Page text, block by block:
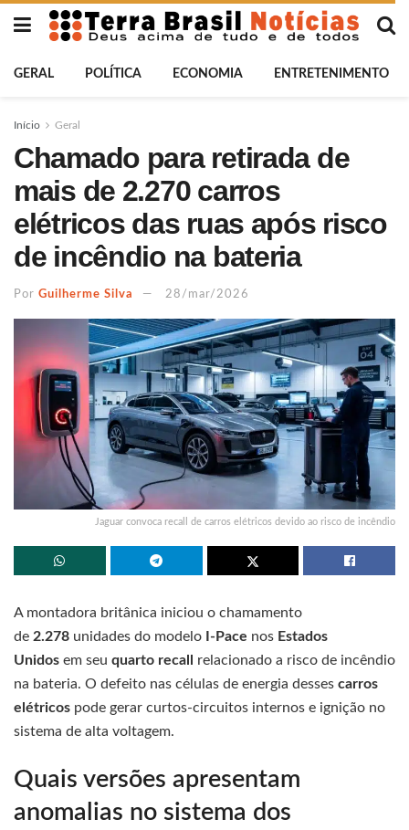
GERAL POLÍTICA ECONOMIA ENTRETENIMENTO
Início Geral
Chamado para retirada de
mais de 2.270 carros
elétricos das ruas após risco
de incêndio na bateria
Por Guilherme Silva 28/mar/2026
Jaguar convoca recall de carros elétricos devido ao risco de incêndio
A montadora britânica iniciou o chamamento
de 2.278 unidades do modelo I-Pace nos Estados
Unidos em seu quarto recall
relacionado a risco de incêndio
na bateria. O defeito nas células de energia desses carros
elétricos pode gerar curtos-circuitos internos e ignição no
sistema de alta voltagem.
Quais versões apresentam
anomalias no sistema dos